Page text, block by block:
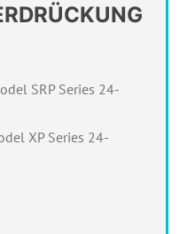
SRP Series 24-
XP Series 24-